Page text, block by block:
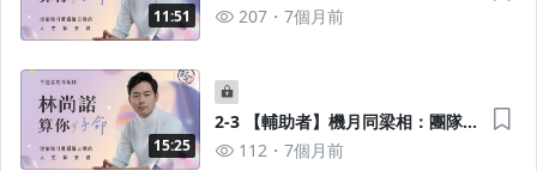
11:51
207
7個月前
15:25
2-3 【輔助者】機月同梁相：團隊
裡的智慧資源與支援核心
112 7個月前